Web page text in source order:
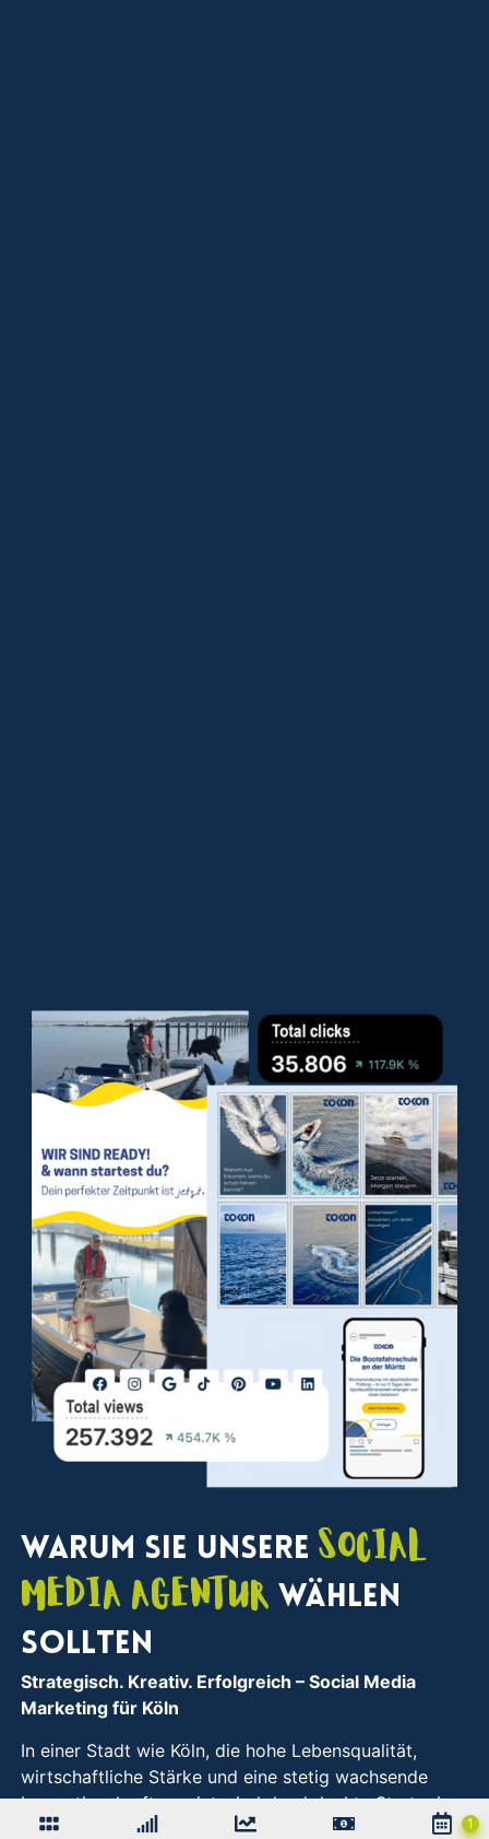
Warum Sie unsere Social
Media Agentur wählen
sollten
Strategisch. Kreativ. Erfolgreich – Social Media
Marketing für Köln
In einer Stadt wie Köln, die hohe Lebensqualität,
wirtschaftliche Stärke und eine stetig wachsende
Innovationskraft vereint, sind durchdachte Strategien
gefragt, um digital sichtbar und relevant zu bleiben.